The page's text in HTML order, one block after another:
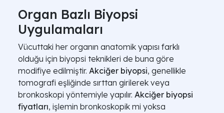
Organ Bazlı Biyopsi
Uygulamaları
Vücuttaki her organın anatomik yapısı farklı
olduğu için biyopsi teknikleri de buna göre
modifiye edilmiştir. Akciğer biyopsi, genellikle
tomografi eşliğinde sırttan girilerek veya
bronkoskopi yöntemiyle yapılır. Akciğer biyopsi
fiyatları, işlemin bronkoskopik mi yoksa